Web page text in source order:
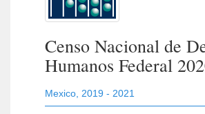
Censo Nacional de
Humanos Federal
Mexico 2019 - 2021